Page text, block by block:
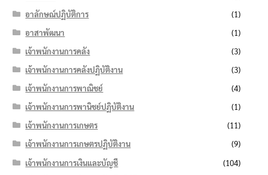
อาลักษณ์ปฏิบัติการ
(1)
อาสาพัฒนา
(1)
เจ้าพนักงานการคลัง
(3)
เจ้าพนักงานการคลังปฏิบัติงาน
(3)
เจ้าพนักงานการพาณิชย์
(4)
เจ้าพนักงานการพานิชย์ปฏิบัติงาน
(1)
เจ้าพนักงานการเกษตร
(11)
เจ้าพนักงานการเกษตรปฏิบัติงาน
(9)
เจ้าพนักงานการเงินและบัญชี
(104)